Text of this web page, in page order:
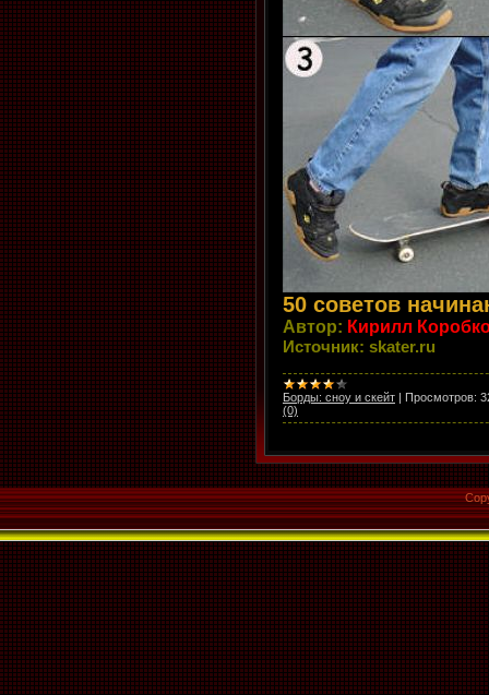
50 советов
Автор: Кирилл
Источник: skater.ru
Борды: сноу и скейт | Просмотров:
(0)